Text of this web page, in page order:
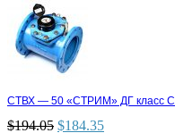
СТВХ — 50 «СТРИМ» ДГ класс С
$194.05 $184.35